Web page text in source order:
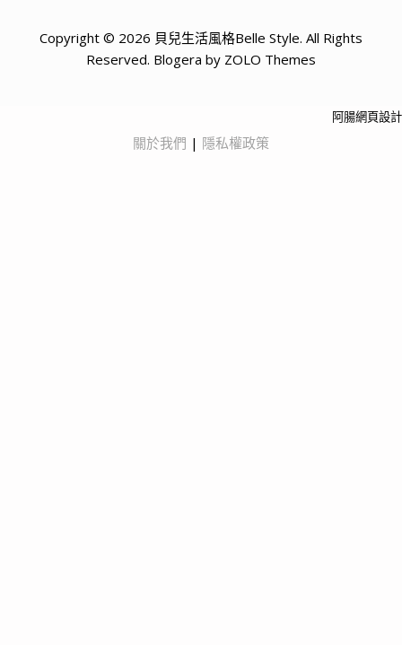
Copyright © 2026 貝兒生活風格Belle Style. All Rights
Reserved. Blogera by ZOLO Themes
阿腸網頁設計
關於我們 | 隱私權政策